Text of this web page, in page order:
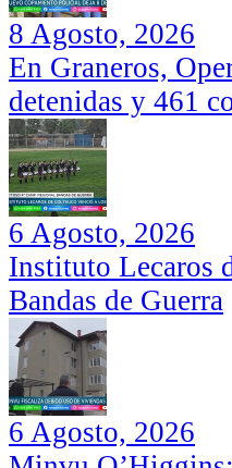
8 Agosto, 2026
En Graneros,
detenidas y 461
6 Agosto, 2026
Instituto Lecaros
Bandas de Guerra
6 Agosto, 2026